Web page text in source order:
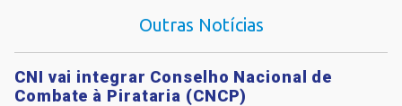
Outras Notícias
CNI vai integrar Conselho Nacional de
Combate à Pirataria (CNCP)